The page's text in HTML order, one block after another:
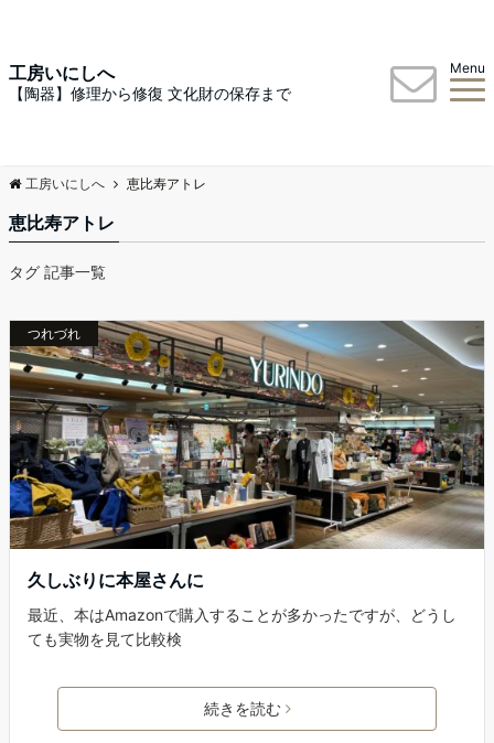
工房いにしへ
【陶器】修理から修復 文化財の保存まで
Menu
工房いにしへ 恵比寿アトレ
恵比寿アトレ
タグ 記事一覧
つれづれ
久しぶりに本屋さんに
最近、本はAmazonで購入することが多かったですが、どうし
ても実物を見て比較検
続きを読む